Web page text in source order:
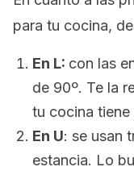
para tu cocina,
En L: con las
de 90º. Te la
tu cocina tiene
En U: se usan
estancia. Lo